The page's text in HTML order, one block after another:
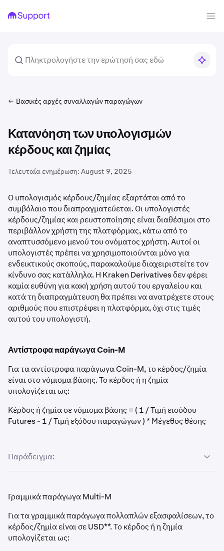
Βασικές αρχές συναλλαγών παραγώγων
Κατανόηση των υπολογισμών
κέρδους και ζημίας
Τελευταία ενημέρωση: August 9, 2025
Ο υπολογισμός κέρδους/ζημίας εξαρτάται από το
συμβόλαιο που διαπραγματεύεται. Οι υπολογιστές
κέρδους/ζημίας και ρευστοποίησης είναι διαθέσιμοι στο
περιβάλλον χρήστη της πλατφόρμας, κάτω από το
αναπτυσσόμενο μενού του ονόματος χρήστη. Αυτοί οι
υπολογιστές πρέπει να χρησιμοποιούνται μόνο για
ενδεικτικούς σκοπούς, παρακαλούμε διαχειριστείτε τον
κίνδυνο σας κατάλληλα. Η Kraken Derivatives δεν φέρει
καμία ευθύνη για κακή χρήση αυτού του εργαλείου και
κατά τη διαπραγμάτευση θα πρέπει να ανατρέχετε στους
αριθμούς που επιστρέφει η πλατφόρμα, όχι στις τιμές
αυτού του υπολογιστή.
Αντίστροφα παράγωγα Coin-M
Για τα αντίστροφα παράγωγα Coin-M, το κέρδος/ζημία
είναι στο νόμισμα βάσης. Το κέρδος ή η ζημία
υπολογίζεται ως:
Κέρδος ή ζημία σε νόμισμα βάσης = ( 1 / Τιμή εισόδου
Futures - 1 / Τιμή εξόδου παραγώγων ) * Μέγεθος θέσης
Παράδειγμα:
λογαριασμό περιθωρίου Ether-Dollar Futures
Αγορά 10.000 παραγώγων στα 2.500 USD ανά ETH
Πώληση 10.000 παραγώγων στα 2.800 USD ανά ETH.
Γραμμικά παράγωγα Multi-M
Για τα γραμμικά παράγωγα πολλαπλών εξασφαλίσεων, το
κέρδος/ζημία είναι σε USD**. Το κέρδος ή η ζημία
υπολογίζεται ως: